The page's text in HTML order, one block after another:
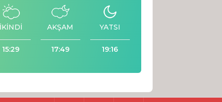
15:29
AKŞAM
17:49
YATSI
19:16